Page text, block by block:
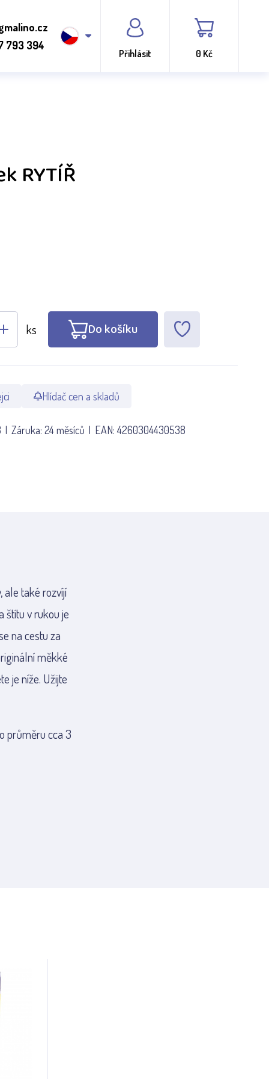
793 394
Přihlásit 0 Kč
RYTÍŘ
ks Do košíku
Hlídač cen a skladů
Záruka: 24 měsíců EAN:4260304430538
ale také rozvíjí
štítu v rukou je
na cestu za
měkké
je níže. Užijte
průměru cca 3